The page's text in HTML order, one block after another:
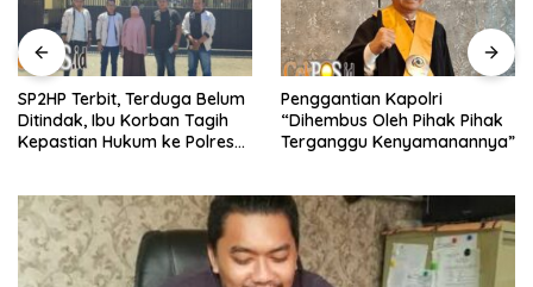
Penggantian Kapolri
“Dihembus Oleh Pihak Pihak
Terganggu Kenyamanannya”
Polres Jember Masifkan
Edukasi Berkendara Aman di
Titik Rawan Kecelakaan